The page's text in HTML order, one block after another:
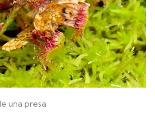
una presa